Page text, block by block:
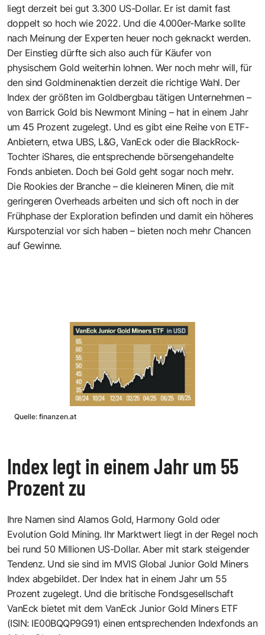
liegt derzeit bei gut 3.300 US-Dollar. Er ist damit fast
doppelt so hoch wie 2022. Und die 4.000er-Marke sollte
nach Meinung der Experten heuer noch geknackt werden.
Der Einstieg dürfte sich also auch für Käufer von
physischem Gold weiterhin lohnen. Wer noch mehr will, für
den sind Goldminenaktien derzeit die richtige Wahl. Der
Index der größten im Goldbergbau tätigen Unternehmen –
von Barrick Gold bis Newmont Mining – hat in einem Jahr
um 45 Prozent zugelegt. Und es gibt eine Reihe von ETF-
Anbietern, etwa UBS, L&G, VanEck oder die BlackRock-
Tochter iShares, die entsprechende börsengehandelte
Fonds anbieten. Doch bei Gold geht sogar noch mehr.
Die Rookies der Branche – die kleineren Minen, die mit
geringeren Overheads arbeiten und sich oft noch in der
Frühphase der Exploration befinden und damit ein höheres
Kurspotenzial vor sich haben – bieten noch mehr Chancen
auf Gewinne.
Quelle: finanzen.at
Index legt in einem Jahr um 55
Prozent zu
Ihre Namen sind Alamos Gold, Harmony Gold oder
Evolution Gold Mining. Ihr Marktwert liegt in der Regel noch
bei rund 50 Millionen US-Dollar. Aber mit stark steigender
Tendenz. Und sie sind im MVIS Global Junior Gold Miners
Index abgebildet. Der Index hat in einem Jahr um 55
Prozent zugelegt. Und die britische Fondsgesellschaft
VanEck bietet mit dem VanEck Junior Gold Miners ETF
(ISIN: IE00BQQP9G91) einen entsprechenden Indexfonds an